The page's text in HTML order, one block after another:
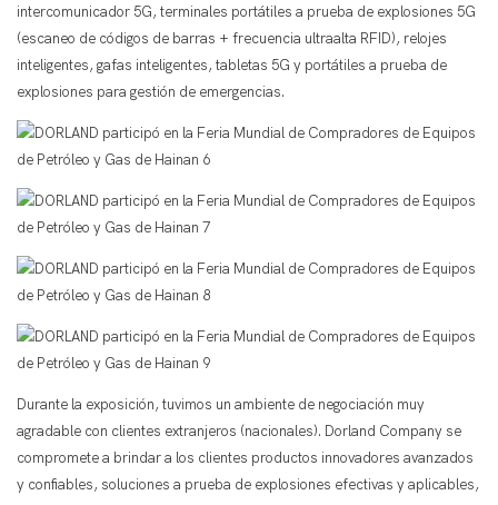
intercomunicador 5G, terminales portátiles a prueba de explosiones 5G
(escaneo de códigos de barras + frecuencia ultraalta RFID), relojes
inteligentes, gafas inteligentes, tabletas 5G y portátiles a prueba de
explosiones para gestión de emergencias.
Durante la exposición, tuvimos un ambiente de negociación muy
agradable con clientes extranjeros (nacionales). Dorland Company se
compromete a brindar a los clientes productos innovadores avanzados
y confiables, soluciones a prueba de explosiones efectivas y aplicables,